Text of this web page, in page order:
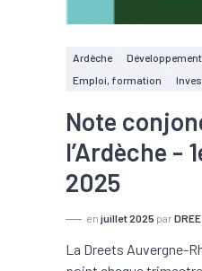
Ardèche
Emploi, formation
Note
l’Ardèche -
2025
en juillet 2025 par
La Dreets Auvergne-